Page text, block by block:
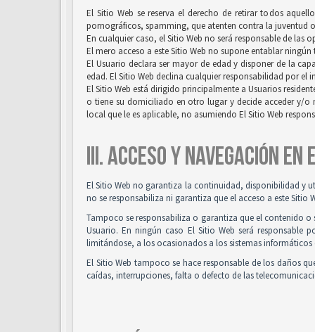
El Sitio Web se reserva el derecho de retirar todos
pornográficos, spamming, que atenten contra la juventud
En cualquier caso, el Sitio Web no será responsable de
El mero acceso a este Sitio Web no supone entablar
El Usuario declara ser mayor de edad y disponer de la
edad. El Sitio Web declina cualquier responsabilidad por el
El Sitio Web está dirigido principalmente a Usuarios
o tiene su domiciliado en otro lugar y decide acceder y/o
local que le es aplicable, no asumiendo El Sitio Web
III. ACCESO Y NAVEGACIÓN
El Sitio Web no garantiza la continuidad, disponibilidad y
no se responsabiliza ni garantiza que el acceso a este Sitio
Tampoco se responsabiliza o garantiza que el contenido o
Usuario. En ningún caso El Sitio Web será
limitándose, a los ocasionados a los sistemas
El Sitio Web tampoco se hace responsable de los daños
caídas, interrupciones, falta o defecto de las